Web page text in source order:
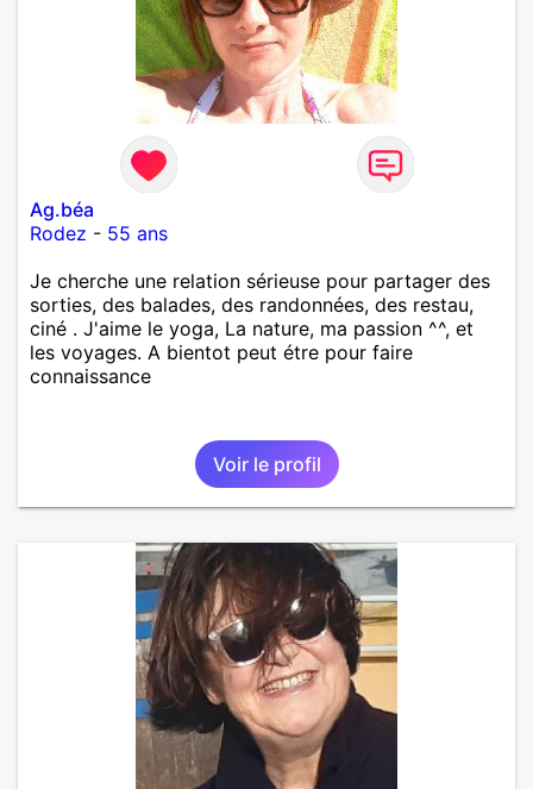
Ag.béa
Rodez - 55 ans
Je cherche une relation sérieuse pour partager des
sorties, des balades, des randonnées, des restau,
ciné . J'aime le yoga, La nature, ma passion ^^, et
les voyages. A bientot peut étre pour faire
connaissance
Voir le profil